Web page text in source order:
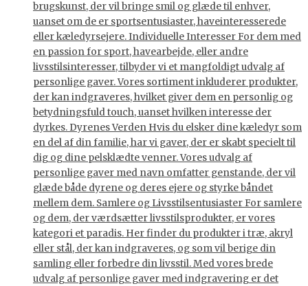
brugskunst, der vil bringe smil og glæde til enhver,
uanset om de er sportsentusiaster, haveinteresserede
eller kæledyrsejere. Individuelle Interesser For dem med
en passion for sport, havearbejde, eller andre
livsstilsinteresser, tilbyder vi et mangfoldigt udvalg af
personlige gaver. Vores sortiment inkluderer produkter,
der kan indgraveres, hvilket giver dem en personlig og
betydningsfuld touch, uanset hvilken interesse der
dyrkes. Dyrenes Verden Hvis du elsker dine kæledyr som
en del af din familie, har vi gaver, der er skabt specielt til
dig og dine pelsklædte venner. Vores udvalg af
personlige gaver med navn omfatter genstande, der vil
glæde både dyrene og deres ejere og styrke båndet
mellem dem. Samlere og Livsstilsentusiaster For samlere
og dem, der værdsætter livsstilsprodukter, er vores
kategori et paradis. Her finder du produkter i træ, akryl
eller stål, der kan indgraveres, og som vil berige din
samling eller forbedre din livsstil. Med vores brede
udvalg af personlige gaver med indgravering er det